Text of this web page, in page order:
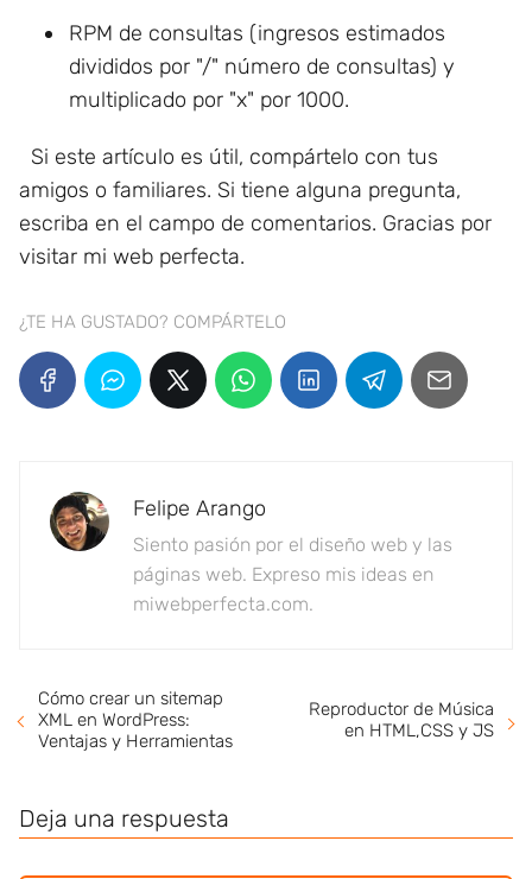
RPM de consultas (ingresos estimados
divididos por "/" número de consultas) y
multiplicado por "x" por 1000.
Si este artículo es útil, compártelo con tus
amigos o familiares. Si tiene alguna pregunta,
escriba en el campo de comentarios. Gracias por
visitar mi web perfecta.
¿TE HA GUSTADO? COMPÁRTELO
Felipe Arango
Siento pasión por el diseño web y las
páginas web. Expreso mis ideas en
miwebperfecta.com.
Cómo crear un sitemap
XML en WordPress:
Ventajas y Herramientas
Reproductor de Música
en HTML,CSS y JS
Deja una respuesta